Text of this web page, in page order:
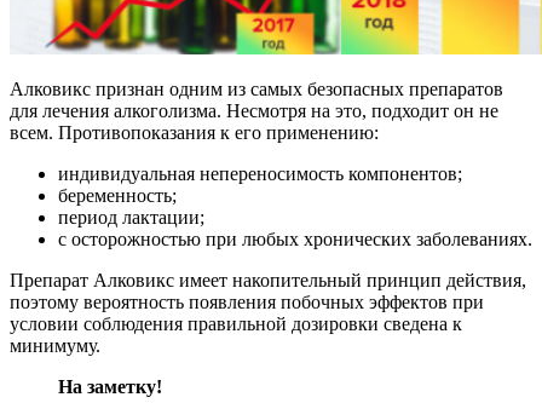
Алковикс признан одним из самых безопасных препаратов
для лечения алкоголизма. Несмотря на это, подходит он не
всем. Противопоказания к его применению:
индивидуальная непереносимость компонентов;
беременность;
период лактации;
с осторожностью при любых хронических заболеваниях.
Препарат Алковикс имеет накопительный принцип действия,
поэтому вероятность появления побочных эффектов при
условии соблюдения правильной дозировки сведена к
минимуму.
На заметку!